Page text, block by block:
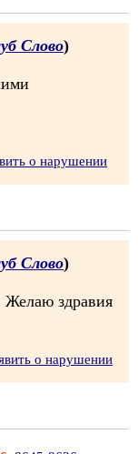
Слово)
о нарушении
Слово)
здравия
о нарушении